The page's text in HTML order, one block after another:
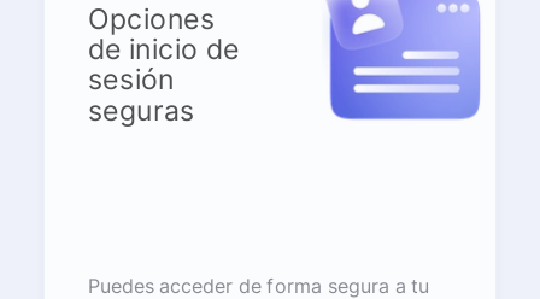
Opciones
de inicio de
sesión
seguras
Puedes acceder de forma segura a tu